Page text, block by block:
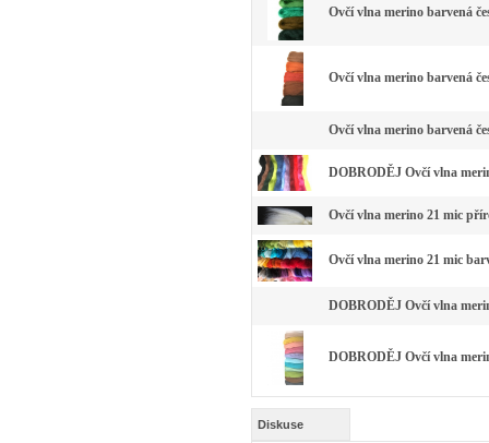
Ovčí vlna merino barvená
Ovčí vlna merino barvená
Ovčí vlna merino barvená
DOBRODĚJ Ovčí vlna
Ovčí vlna merino 21 mic
Ovčí vlna merino 21 mic
DOBRODĚJ Ovčí vlna
DOBRODĚJ Ovčí vlna
Diskuse